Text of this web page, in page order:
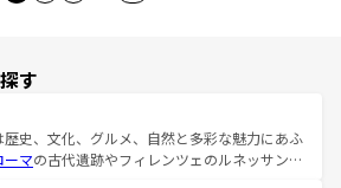
す
歴史、文化、グルメ、自然と多彩な魅力にあふ
ーマの古代遺跡やフィレンツェのルネッサンス